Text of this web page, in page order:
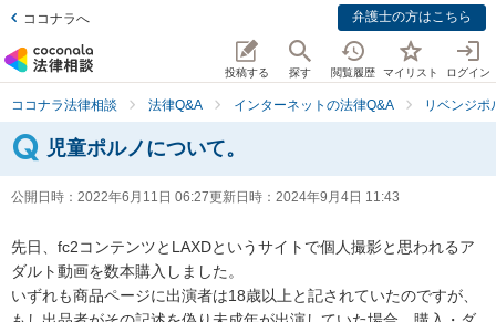
ココナラへ 弁護士の方はこちら
投稿する 探す 閲覧履歴 マイリスト ログイン
ココナラ法律相談 法律Q&A インターネットの法律Q&A リベンジポ
児童ポルノについて。
公開日時： 2022年6月11日 06:27更新日時： 2024年9月4日 11:43
先日、fc2コンテンツとLAXDというサイトで個人撮影と思われるア
ダルト動画を数本購入しました。
いずれも商品ページに出演者は18歳以上と記されていたのですが、